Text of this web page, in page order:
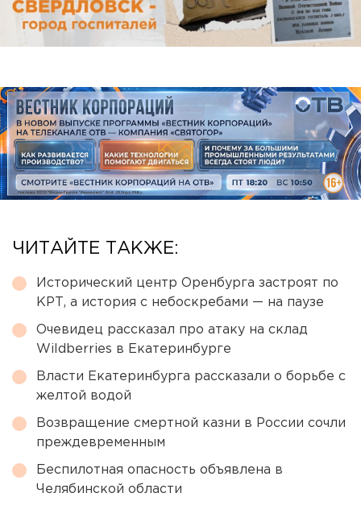
ЧИТАЙТЕ ТАКЖЕ:
Исторический центр Оренбурга застроят по
КРТ, а история с небоскребами — на паузе
Очевидец рассказал про атаку на склад
Wildberries в Екатеринбурге
Власти Екатеринбурга рассказали о борьбе с
желтой водой
Возвращение смертной казни в России сочли
преждевременным
Беспилотная опасность объявлена в
Челябинской области